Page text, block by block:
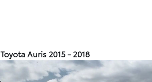
Toyota Auris 2015 - 2018